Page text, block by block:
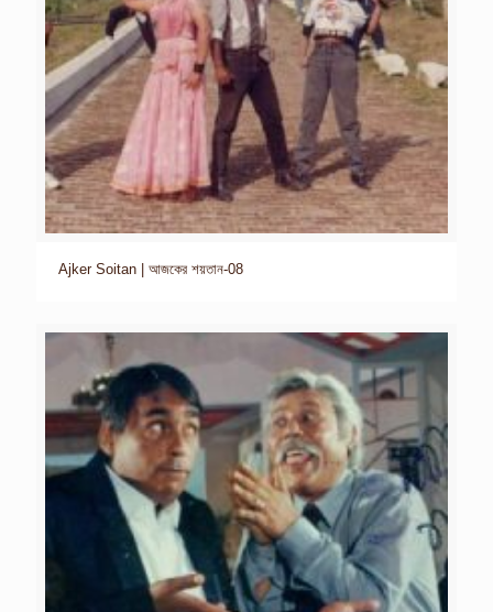
Ajker Soitan | আজকের শয়তান-08